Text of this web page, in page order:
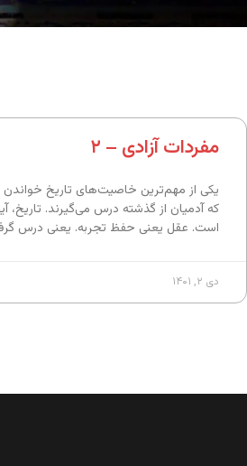
مفردات آزادی – ۲
یکی از مهم‌ترین خاصیت‌های تاریخ
که آدمیان از گذشته درس می‌گیرند. تاریخ،
است. عقل یعنی حفظ تجربه. یعنی درس
دی ۲, ۱۴۰۱